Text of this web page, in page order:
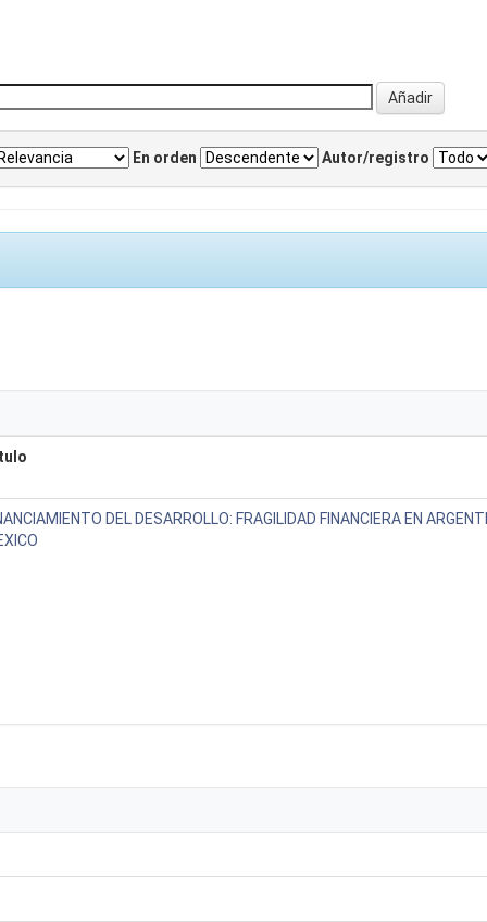
En orden Autor/registro
DEL DESARROLLO: FRAGILIDAD FINANCIERA EN